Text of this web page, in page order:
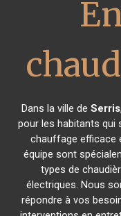
Dans la ville deSerris
pour les habitants qui
chauffage efficace
équipe sont
types de
électriques. Nous
répondre à vos